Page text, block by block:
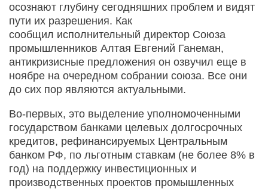
осознают глубину сегодняшних проблем и видят
пути их разрешения. Как
сообщил исполнительный директор Союза
промышленников Алтая Евгений Ганеман,
антикризисные предложения он озвучил еще в
ноябре на очередном собрании союза. Все они
до сих пор являются актуальными.
Во-первых, это выделение уполномоченными
государством банками целевых долгосрочных
кредитов, рефинансируемых Центральным
банком РФ, по льготным ставкам (не более 8% в
год) на поддержку инвестиционных и
производственных проектов промышленных